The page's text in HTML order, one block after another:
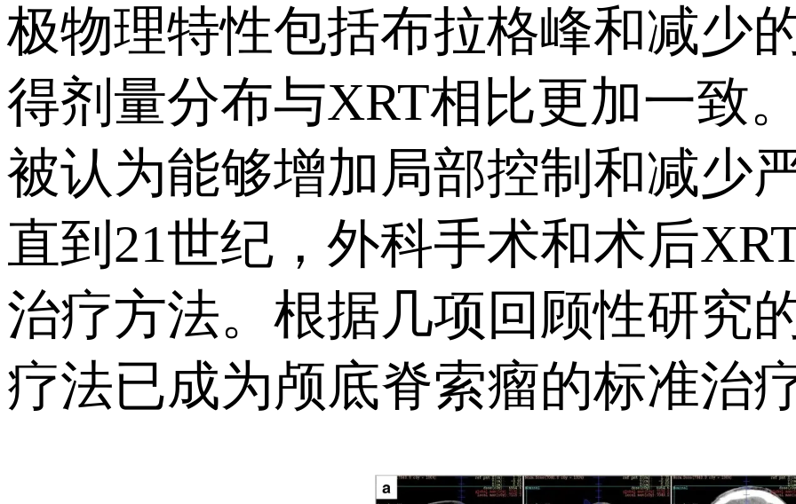
极物理特性包括布拉格峰和减少
得剂量分布与XRT相比更加一致
被认为能够增加局部控制和减少
直到21世纪，外科手术和术后
治疗方法。根据几项回顾性研究
疗法已成为颅底脊索瘤的标准治